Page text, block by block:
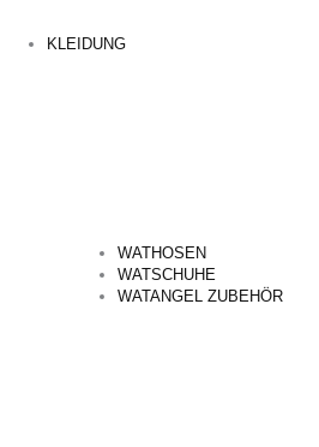
KLEIDUNG
WATHOSEN
WATSCHUHE
WATANGEL ZUBEHÖR